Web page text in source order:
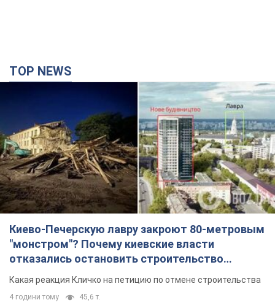
TOP NEWS
Киево-Печерскую лавру закроют 80-метровым
"монстром"? Почему киевские власти
отказались остановить строительство
небоскреба "московского верующего"
Какая реакция Кличко на петицию по отмене строительства
4 години тому 45,6 т.